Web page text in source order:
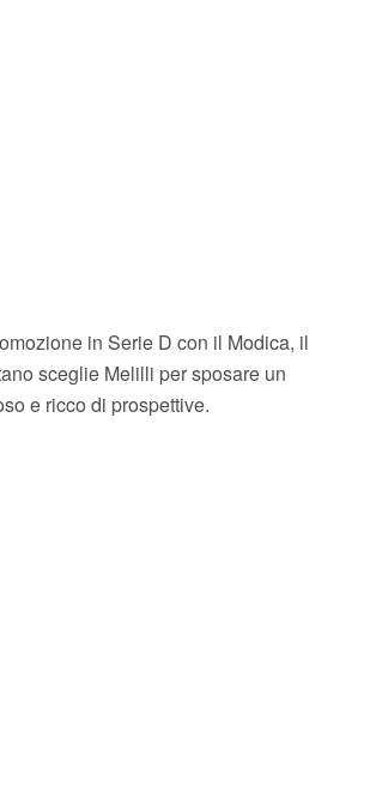
in Serie D con il Modica, il
sceglie Melilli per sposare un
e ricco di prospettive.